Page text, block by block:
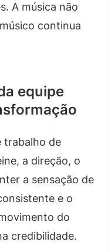
A música não
continua
equipe
trabalho de
a direção, o
a sensação de
e o
do
credibilidade.